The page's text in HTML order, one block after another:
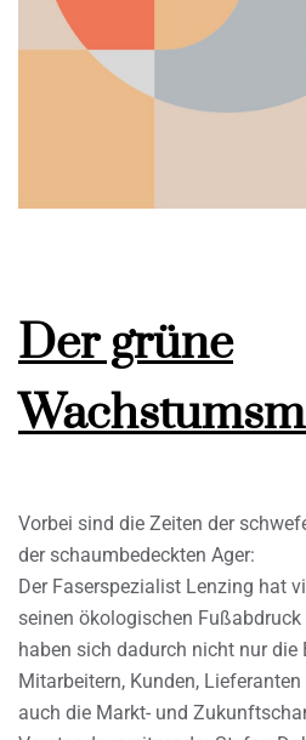
Der grüne
Vorbei sind die Zeiten der
der schaumbedeckten Ager:
Der Faserspezialist Lenzing hat
seinen ökologischen Fußabdruck
haben sich dadurch nicht nur die
Mitarbeitern, Kunden,
auch die Markt- und